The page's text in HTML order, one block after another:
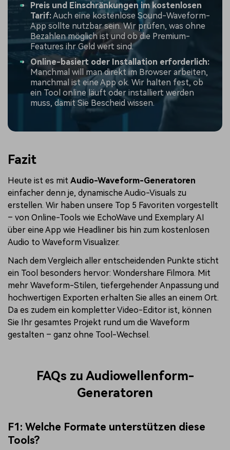
Preis und Einschränkungen im kostenlosen
Tarif:Auch eine kostenlose Sound-Waveform-
App sollte nutzbar sein. Wir prüfen, was ohne
Bezahlen möglich ist und ob die Premium-
Features ihr Geld wert sind.
Online-basiert oder Installation erforderlich:
Manchmal will man direkt im Browser arbeiten,
manchmal ist eine App ok. Wir halten fest, ob
ein Tool online läuft oder installiert werden
muss, damit Sie Bescheid wissen.
Fazit
Heute ist es mit Audio-Waveform-Generatoren
einfacher denn je, dynamische Audio-Visuals zu
erstellen. Wir haben unsere Top 5 Favoriten vorgestellt
– von Online-Tools wie EchoWave und Exemplary AI
über eine App wie Headliner bis hin zum kostenlosen
Audio to Waveform Visualizer.
Nach dem Vergleich aller entscheidenden Punkte sticht
ein Tool besonders hervor: Wondershare Filmora. Mit
mehr Waveform-Stilen, tiefergehender Anpassung und
hochwertigen Exporten erhalten Sie alles an einem Ort.
Da es zudem ein kompletter Video-Editor ist, können
Sie Ihr gesamtes Projekt rund um die Waveform
gestalten – ganz ohne Tool-Wechsel.
FAQs zu Audiowellenform-
Generatoren
F1: Welche Formate unterstützen diese
Tools?